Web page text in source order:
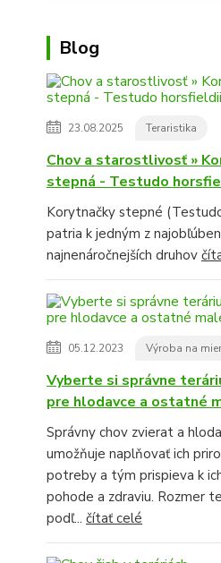
Blog
23.08.2025 Teraristika
Chov a starostlivosť »
stepná - Testudo
Korytnačky stepné
patria k jedným z
najnenáročnejších druhov
05.12.2023 Výroba na
Vyberte si správne
pre hlodavce a ostatné
Správny chov zvierat a
umožňuje naplňovať ich
potreby a tým prispieva k
pohode a zdraviu. Rozmer
podľ... čítať celé